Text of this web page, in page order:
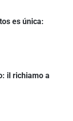
es única:
il richiamo a